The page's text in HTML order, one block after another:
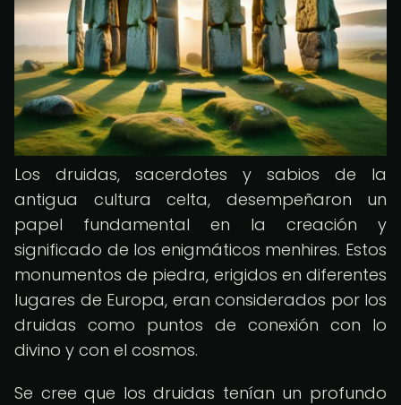
Los druidas, sacerdotes y sabios de la
antigua cultura celta, desempeñaron un
papel fundamental en la creación y
significado de los enigmáticos menhires. Estos
monumentos de piedra, erigidos en diferentes
lugares de Europa, eran considerados por los
druidas como puntos de conexión con lo
divino y con el cosmos.
Se cree que los druidas tenían un profundo